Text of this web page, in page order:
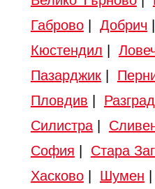
Габрово| Добрич
Кюстендил
Пазарджик|
Пловдив
Разград
Силистра|
София
Стара
Хасково| Шумен